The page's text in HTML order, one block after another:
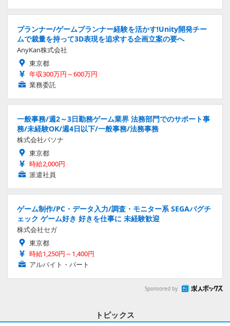
プランナー/ゲームプランナー経験を活かす!Unity開発チー
ムで裁量を持って3D表現を追求する企画立案の要へ
AnyKan株式会社
東京都
年収300万円～600万円
業務委託
一般事務/週2～3日勤務ゲーム業界 法務部門でのサポート事
務/未経験OK/週4日以下/一般事務/法務事務
株式会社パソナ
東京都
時給2,000円
派遣社員
ゲーム制作/PC・データ入力/調査・モニター系 SEGAバグチ
ェック ゲーム好き 好きを仕事に 未経験歓迎
株式会社セガ
東京都
時給1,250円～1,400円
アルバイト・パート
Sponsored by
トピックス